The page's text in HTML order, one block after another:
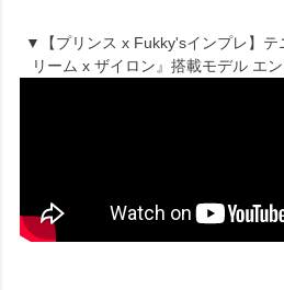
▼【プリンス x Fukky'sインプレ】テ
リーム x ザイロン』搭載モデル エ